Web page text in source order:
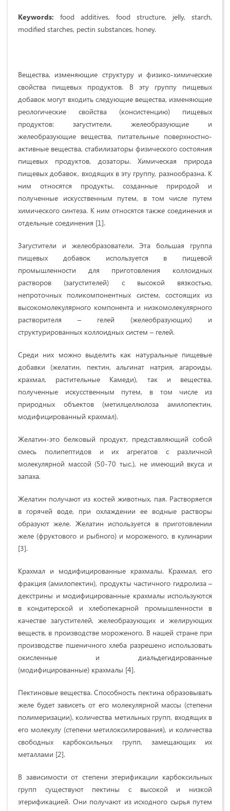
Keywords: food additives, food structure, jelly, starch,
modified starches, pectin substances, honey.
Вещества, изменяющие структуру и физико-химические
свойства пищевых продуктов. В эту группу пищевых
добавок могут входить следующие вещества, изменяющие
реологические свойства (консистенцию) пищевых
продуктов: загустители, желеобразующие и
желеобразующие вещества, питательные поверхностно-
активные вещества, стабилизаторы физического состояния
пищевых продуктов, дозаторы. Химическая природа
пищевых добавок, входящих в эту группу, разнообразна. К
ним относятся продукты, созданные природой и
полученные искусственным путем, в том числе путем
химического синтеза. К ним относятся также соединения и
отдельные соединения [1].
Загустители и желеобразователи. Эта большая группа
пищевых добавок используется в пищевой
промышленности для приготовления коллоидных
растворов (загустителей) с высокой вязкостью,
непроточных поликомпонентных систем, состоящих из
высокомолекулярного компонента и низкомолекулярного
растворителя – гелей (желеобразующих) и
структурированных коллоидных систем – гелей.
Среди них можно выделить как натуральные пищевые
добавки (желатин, пектин, альгинат натрия, агароиды,
крахмал, растительные Камеди), так и вещества,
полученные искусственным путем, в том числе из
природных объектов (метилцеллюлоза амилопектин,
модифицированный крахмал).
Желатин-это белковый продукт, представляющий собой
смесь полипептидов и их агрегатов с различной
молекулярной массой (50-70 тыс.), не имеющий вкуса и
запаха.
Желатин получают из костей животных, пая. Растворяется
в горячей воде, при охлаждении ее водные растворы
образуют желе. Желатин используется в приготовлении
желе (фруктового и рыбного) и мороженого, в кулинарии
[3].
Крахмал и модифицированные крахмалы. Крахмал, его
фракция (амилопектин), продукты частичного гидролиза –
декстрины и модифицированные крахмалы используются
в кондитерской и хлебопекарной промышленности в
качестве загустителей, желеобразующих и желирующих
веществ, в производстве мороженого. В нашей стране при
производстве пшеничного хлеба разрешено использовать
окисленные и диальдегидированные
(модифицированные) крахмалы [4].
Пектиновые вещества. Способность пектина образовывать
желе будет зависеть от его молекулярной массы (степени
полимеризации), количества метильных групп, входящих в
его молекулу (степени метилоксилирования), и количества
свободных карбоксильных групп, замещающих их
металлами [2].
В зависимости от степени этерификации карбоксильных
групп существуют пектины с высокой и низкой
этерификацией. Они получают из исходного сырья путем